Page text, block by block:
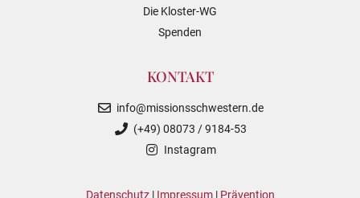
Die Kloster-WG
Spenden
KONTAKT
info@missionsschwestern.de
(+49) 08073 / 9184-53
Instagram
Datenschutz| Impressum| Prävention